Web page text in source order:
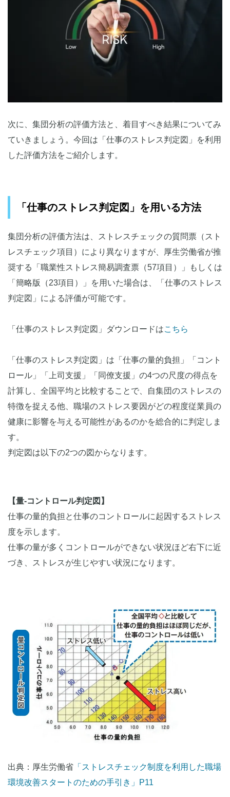
次に、集団分析の評価方法と、着目すべき結果についてみ
ていきましょう。今回は「仕事のストレス判定図」を利用
した評価方法をご紹介します。
「仕事のストレス判定図」を用いる方法
集団分析の評価方法は、ストレスチェックの質問票（スト
レスチェック項目）により異なりますが、厚生労働省が推
奨する「職業性ストレス簡易調査票（57項目）」もしくは
「簡略版（23項目）」を用いた場合は、「仕事のストレス
判定図」による評価が可能です。
「仕事のストレス判定図」ダウンロードはこちら
「仕事のストレス判定図」は「仕事の量的負担」「コント
ロール」「上司支援」「同僚支援」の4つの尺度の得点を
計算し、全国平均と比較することで、自集団のストレスの
特徴を捉える他、職場のストレス要因がどの程度従業員の
健康に影響を与える可能性があるのかを総合的に判定しま
す。
判定図は以下の2つの図からなります。
【量-コントロール判定図】
仕事の量的負担と仕事のコントロールに起因するストレス
度を示します。
仕事の量が多くコントロールができない状況ほど右下に近
づき、ストレスが生じやすい状況になります。
出典：厚生労働省 「ストレスチェック制度を利用した職場
環境改善スタートのための手引き」P11